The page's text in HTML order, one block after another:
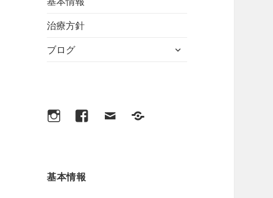
治療方針
ブログ
サ
InstagramFacebook
メ
lit.link/harikyuhayami
基本情報